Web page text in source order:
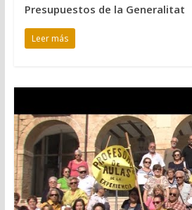
Presupuestos de la Generalitat
Leer más